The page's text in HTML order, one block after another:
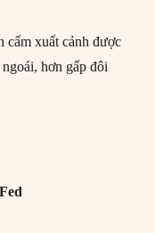
cấm xuất cảnh được
hơn gấp đôi